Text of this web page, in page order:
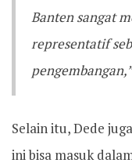
Banten sangat
representatif
Selain itu, Dede
ini bisa masuk